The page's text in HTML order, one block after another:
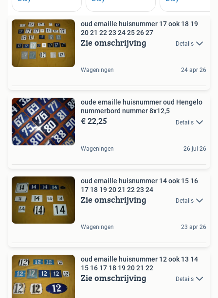
oud emaille huisnummer 17 ook 18 19
20 21 22 23 24 25 26 27
Zie omschrijving Details
Wageningen 24 apr 26
oude emaille huisnummer oud Hengelo
nummerbord nummer 8x12,5
€ 22,25 Details
Wageningen 26 jul 26
oud emaille huisnummer 14 ook 15 16
17 18 19 20 21 22 23 24
Zie omschrijving Details
Wageningen 23 apr 26
oud emaille huisnummer 12 ook 13 14
15 16 17 18 19 20 21 22
Zie omschrijving Details